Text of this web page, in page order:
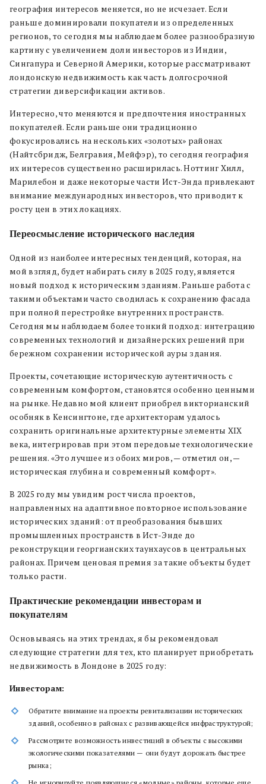
география интересов меняется, но не исчезает. Если
раньше доминировали покупатели из определенных
регионов, то сегодня мы наблюдаем более разнообразную
картину с увеличением доли инвесторов из Индии,
Сингапура и Северной Америки, которые рассматривают
лондонскую недвижимость как часть долгосрочной
стратегии диверсификации активов.
Интересно, что меняются и предпочтения иностранных
покупателей. Если раньше они традиционно
фокусировались на нескольких «золотых» районах
(Найтсбридж, Белгравия, Мейфэр), то сегодня география
их интересов существенно расширилась. Ноттинг Хилл,
Марилебон и даже некоторые части Ист-Энда привлекают
внимание международных инвесторов, что приводит к
росту цен в этих локациях.
Переосмысление исторического наследия
Одной из наиболее интересных тенденций, которая, на
мой взгляд, будет набирать силу в 2025 году, является
новый подход к историческим зданиям. Раньше работа с
такими объектами часто сводилась к сохранению фасада
при полной перестройке внутренних пространств.
Сегодня мы наблюдаем более тонкий подход: интеграцию
современных технологий и дизайнерских решений при
бережном сохранении исторической ауры здания.
Проекты, сочетающие историческую аутентичность с
современным комфортом, становятся особенно ценными
на рынке. Недавно мой клиент приобрел викторианский
особняк в Кенсингтоне, где архитекторам удалось
сохранить оригинальные архитектурные элементы XIX
века, интегрировав при этом передовые технологические
решения. «Это лучшее из обоих миров, — отметил он, —
историческая глубина и современный комфорт».
В 2025 году мы увидим рост числа проектов,
направленных на адаптивное повторное использование
исторических зданий: от преобразования бывших
промышленных пространств в Ист-Энде до
реконструкции георгианских таунхаусов в центральных
районах. Причем ценовая премия за такие объекты будет
только расти.
Практические рекомендации инвесторам и
покупателям
Основываясь на этих трендах, я бы рекомендовал
следующие стратегии для тех, кто планирует приобретать
недвижимость в Лондоне в 2025 году:
Инвесторам:
Обратите внимание на проекты ревитализации исторических
зданий, особенно в районах с развивающейся инфраструктурой;
Рассмотрите возможность инвестиций в объекты с высокими
экологическими показателями — они будут дорожать быстрее
рынка;